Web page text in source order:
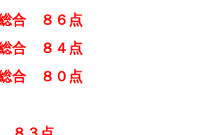
８６点
８４点
合 ８０点